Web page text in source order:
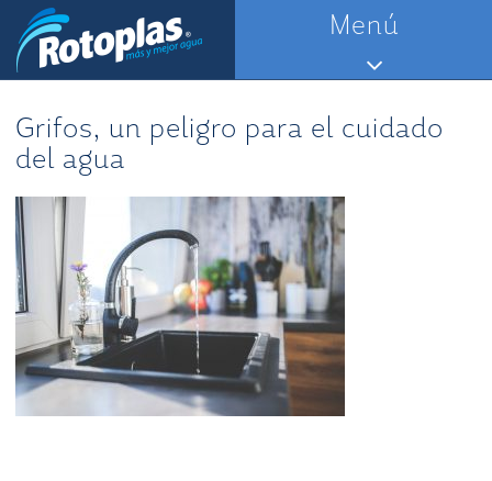
Saltar
contenido
Menú
Grifos, un peligro para el cuidado
del agua